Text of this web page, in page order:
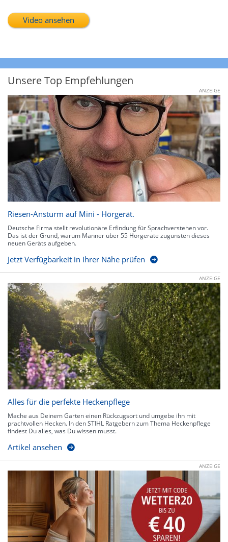
Video ansehen
Unsere Top Empfehlungen
ANZEIGE
Riesen-Ansturm auf Mini - Hörgerät.
Deutsche Firma stellt revolutionäre Erfindung für Sprachverstehen vor.
Das ist der Grund, warum Männer über 55 Hörgeräte zugunsten dieses
neuen Geräts aufgeben.
Jetzt Verfügbarkeit in Ihrer Nähe prüfen
ANZEIGE
Alles für die perfekte Heckenpflege
Mache aus Deinem Garten einen Rückzugsort und umgebe ihn mit
prachtvollen Hecken. In den STIHL Ratgebern zum Thema Heckenpflege
findest Du alles, was Du wissen musst.
Artikel ansehen
ANZEIGE